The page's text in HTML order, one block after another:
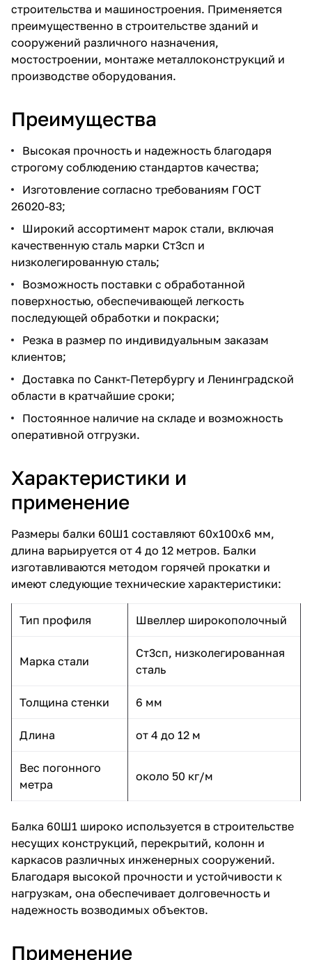
строительства и машиностроения. Применяется
преимущественно в строительстве зданий и
сооружений различного назначения,
мостостроении, монтаже металлоконструкций и
производстве оборудования.
Преимущества
Высокая прочность и надежность благодаря
строгому соблюдению стандартов качества;
Изготовление согласно требованиям ГОСТ
26020-83;
Широкий ассортимент марок стали, включая
качественную сталь марки Ст3сп и
низколегированную сталь;
Возможность поставки с обработанной
поверхностью, обеспечивающей легкость
последующей обработки и покраски;
Резка в размер по индивидуальным заказам
клиентов;
Доставка по Санкт-Петербургу и Ленинградской
области в кратчайшие сроки;
Постоянное наличие на складе и возможность
оперативной отгрузки.
Характеристики и
применение
Размеры балки 60Ш1 составляют 60х100х6 мм,
длина варьируется от 4 до 12 метров. Балки
изготавливаются методом горячей прокатки и
имеют следующие технические характеристики:
Тип профиля Швеллер широкополочный
Марка стали
Ст3сп, низколегированная
сталь
Толщина стенки 6 мм
Длина от 4 до 12 м
Вес погонного
метра
около 50 кг/м
Балка 60Ш1 широко используется в строительстве
несущих конструкций, перекрытий, колонн и
каркасов различных инженерных сооружений.
Благодаря высокой прочности и устойчивости к
нагрузкам, она обеспечивает долговечность и
надежность возводимых объектов.
Применение